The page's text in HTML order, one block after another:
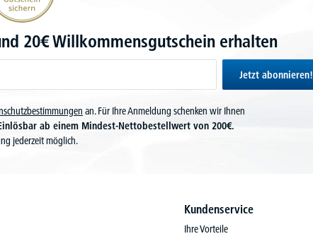
20€ Willkommensgutschein erhalten
Jetzt abonnieren!
an. Für Ihre Anmeldung schenken wir Ihnen
ab einem Mindest-Nettobestellwert von 200€.
jederzeit möglich.
Kundenservice
Ihre Vorteile